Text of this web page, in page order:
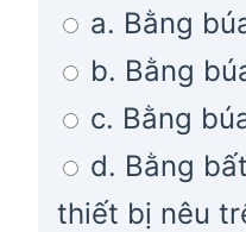
a. Bằng
b. Bằng
c. Bằng
d. Bằng
thiết bị nêu